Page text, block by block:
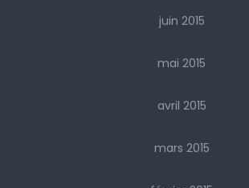
juin 2015
mai 2015
avril 2015
mars 2015